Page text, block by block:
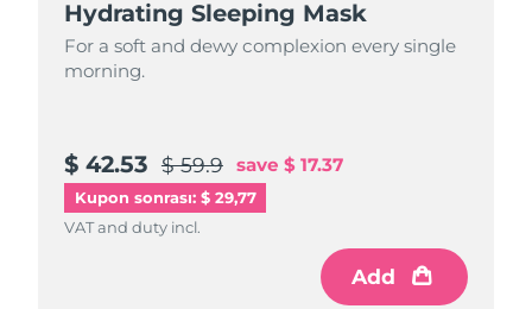
Hydrating Sleeping Mask
For a soft and dewy complexion every single
morning.
$ 42.53 $ 59.9 save $ 17.37
Kupon sonrası: $ 29,77
VAT and duty incl.
Add